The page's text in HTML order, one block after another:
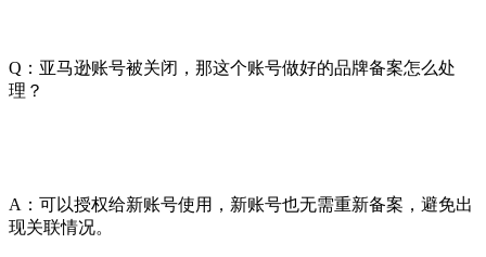
Q：亚马逊账号被关闭，那这个账号做好的品牌备案怎么处
理？
A：可以授权给新账号使用，新账号也无需重新备案，避免出
现关联情况。